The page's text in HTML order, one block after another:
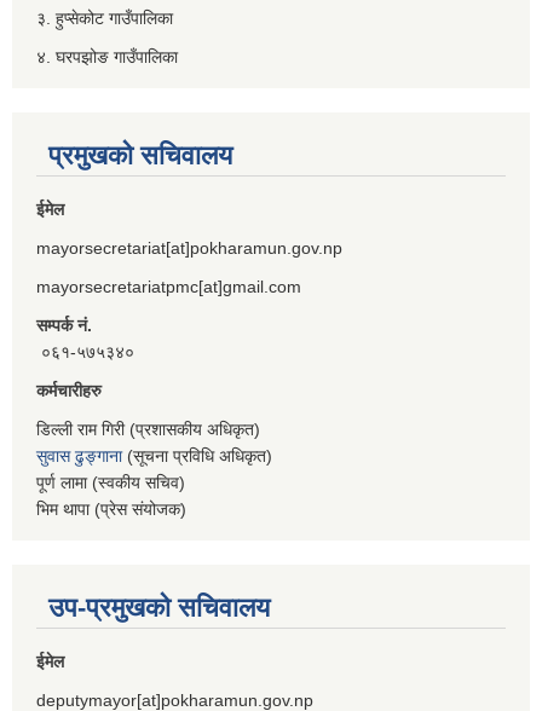
३. हुप्सेकोट गाउँपालिका
४. घरपझोङ गाउँपालिका
प्रमुखको सचिवालय
ईमेल
mayorsecretariat[at]pokharamun.gov.np
mayorsecretariatpmc[at]gmail.com
सम्पर्क नं.
०६१-५७५३४०
कर्मचारीहरु
डिल्ली राम गिरी (प्रशासकीय अधिकृत)
सुवास ढुङ्गाना(सूचना प्रविधि अधिकृत)
पूर्ण लामा (स्वकीय सचिव)
भिम थापा (प्रेस संयोजक)
उप-प्रमुखको सचिवालय
ईमेल
deputymayor[at]pokharamun.gov.np